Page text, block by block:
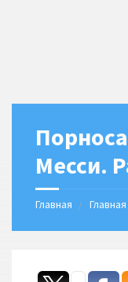
Месси.
Главная Главная